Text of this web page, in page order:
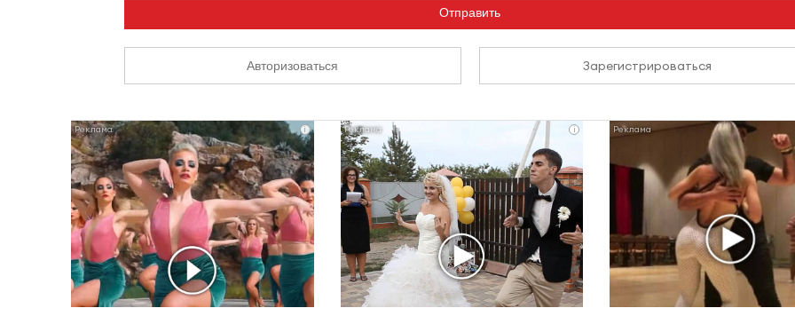
Отправить
Авторизоваться Зарегистрироваться
i i